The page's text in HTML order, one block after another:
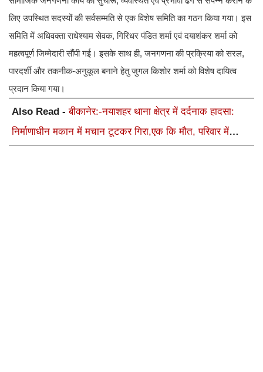
लिए उपस्थित सदस्यों की सर्वसम्मति से एक विशेष समिति का गठन किया गया। इस
समिति में अधिवक्ता राधेश्याम सेवक, गिरिधर पंडित शर्मा एवं दयाशंकर शर्मा को
महत्वपूर्ण जिम्मेदारी सौंपी गई। इसके साथ ही, जनगणना की प्रक्रिया को सरल,
पारदर्शी और तकनीक-अनुकूल बनाने हेतु जुगल किशोर शर्मा को विशेष दायित्व
प्रदान किया गया।
Also Read -बीकानेर:-नयाशहर थाना क्षेत्र में दर्दनाक हादसा:
निर्माणाधीन मकान में मचान टूटकर गिरा,एक कि मौत, परिवार में